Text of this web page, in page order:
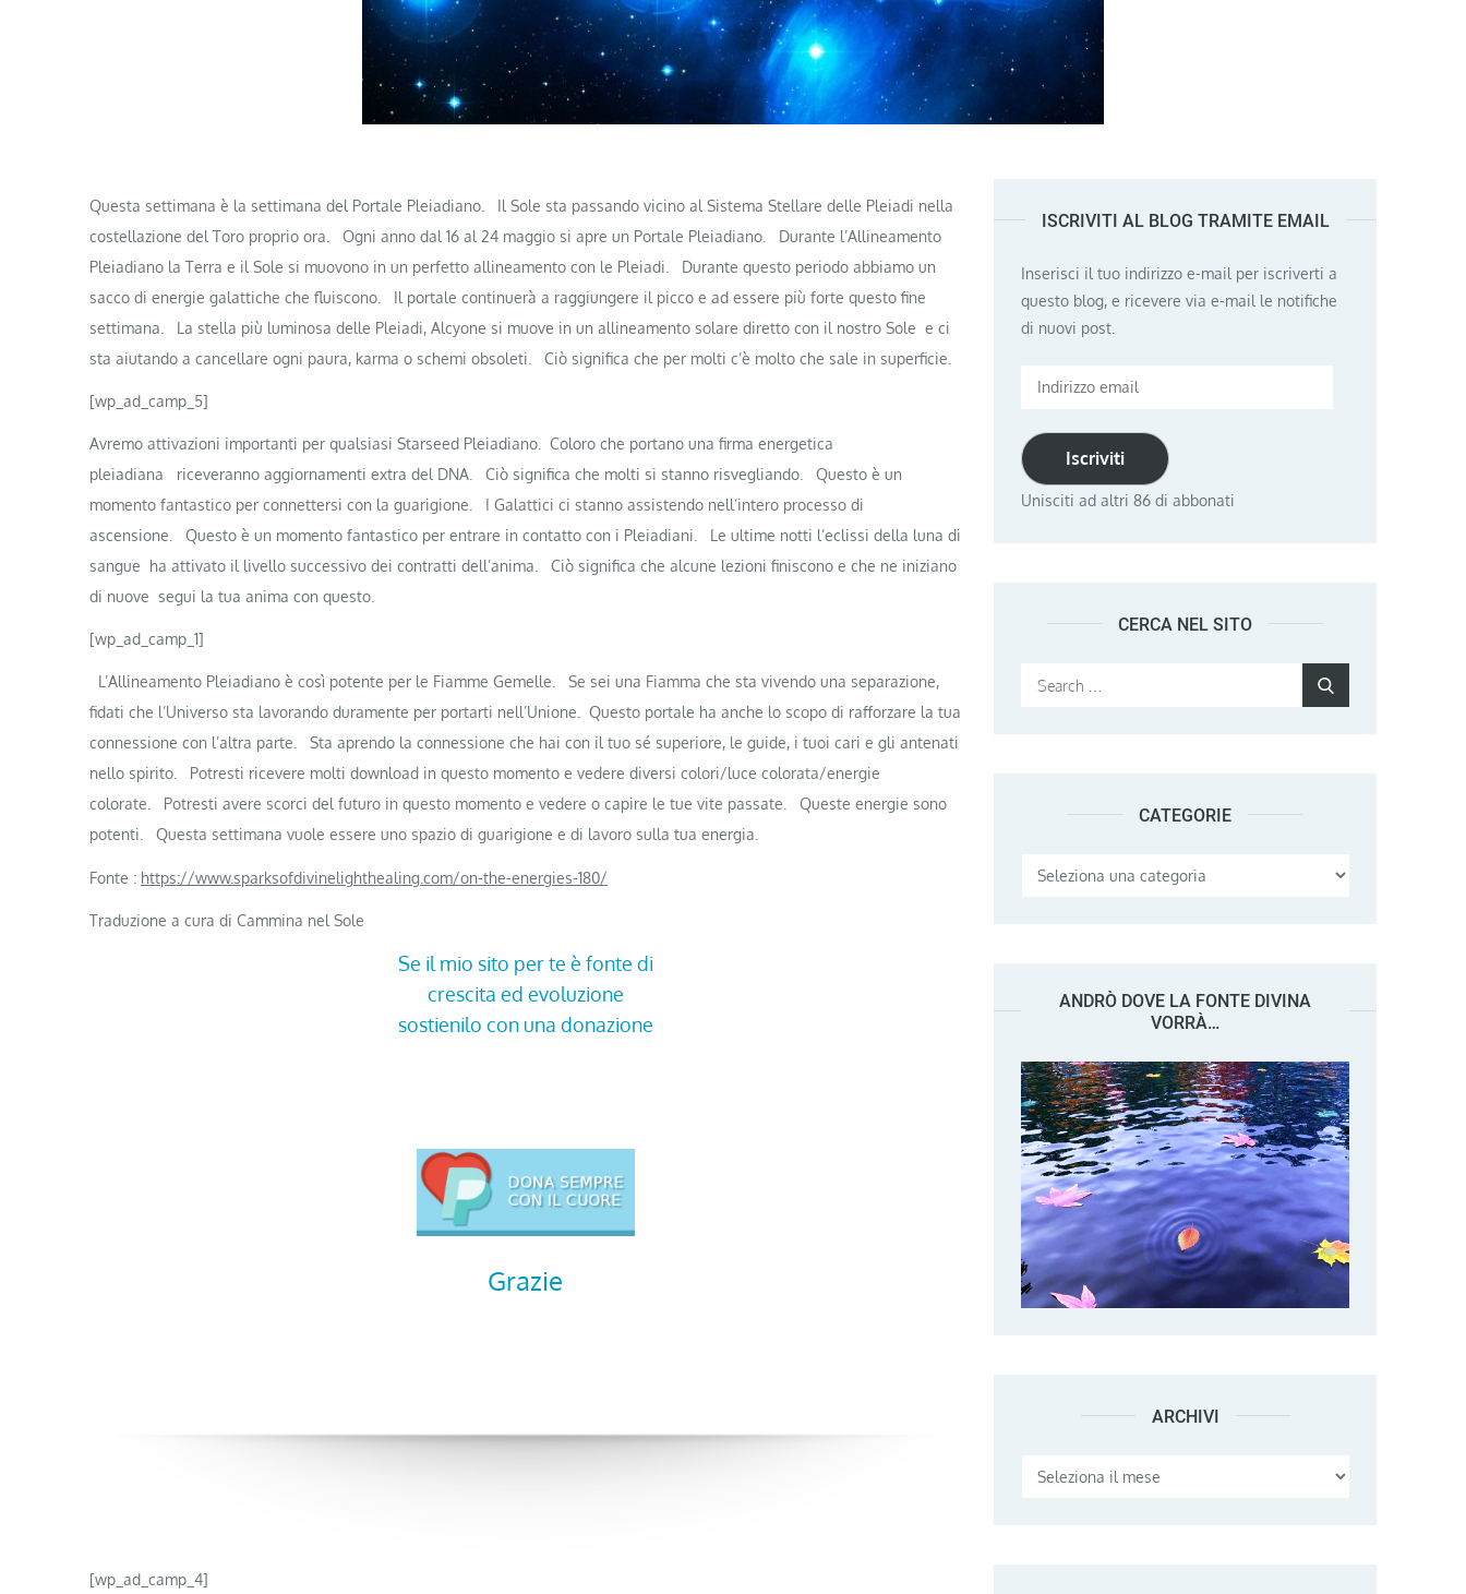
Questa settimana è la settimana del Portale Pleiadiano.
Il Sole sta passando vicino al Sistema Stellare delle Pleiadi nella
costellazione del Toro proprio ora.
Ogni anno dal 16 al 24 maggio si apre un Portale Pleiadiano.
Durante l’Allineamento
Pleiadiano la Terra e il Sole si muovono in un perfetto allineamento con le Pleiadi.
Durante questo periodo abbiamo un
sacco di energie galattiche che fluiscono.
Il portale continuerà a raggiungere il picco e ad essere più forte questo fine
settimana.
La stella più luminosa delle Pleiadi, Alcyone si muove in un allineamento solare diretto con il nostro Sole e ci
sta aiutando a cancellare ogni paura, karma o schemi obsoleti.
Ciò significa che per molti c’è molto che sale in superficie.
[wp_ad_camp_5]
Avremo attivazioni importanti per qualsiasi Starseed Pleiadiano.
Coloro che portano una firma energetica
pleiadiana
riceveranno aggiornamenti extra del DNA. Ciò significa che molti si stanno risvegliando.
Questo è un
momento fantastico per connettersi con la guarigione.
I Galattici ci stanno assistendo nell’intero processo di
ascensione.
Questo è un momento fantastico per entrare in contatto con i Pleiadiani.
Le ultime notti l’eclissi della luna di
sangue ha attivato il livello successivo dei contratti dell’anima.
Ciò significa che alcune lezioni finiscono e che ne iniziano
di nuove segui la tua anima con questo.
[wp_ad_camp_1]
L’Allineamento Pleiadiano è così potente per le Fiamme Gemelle.
Se sei una Fiamma che sta vivendo una separazione,
fidati che l’Universo sta lavorando duramente per portarti nell’Unione. Questo portale ha anche lo scopo di rafforzare la tua
connessione con l’altra parte.
Sta aprendo la connessione che hai con il tuo sé superiore, le guide, i tuoi cari e gli antenati
nello spirito.
Potresti ricevere molti download in questo momento e vedere diversi colori/luce colorata/energie
colorate.
Potresti avere scorci del futuro in questo momento e vedere o capire le tue vite passate.
Queste energie sono
potenti.
Questa settimana vuole essere uno spazio di guarigione e di lavoro sulla tua energia.
Fonte : https://www.sparksofdivinelighthealing.com/on-the-energies-180/
Traduzione a cura di Cammina nel Sole
Se il mio sito per te è fonte di
crescita ed evoluzione
sostienilo con una donazione
Grazie
[wp_ad_camp_4]
ISCRIVITI AL BLOG TRAMITE EMAIL
Inserisci il tuo indirizzo e-mail per iscriverti a
questo blog, e ricevere via e-mail le notifiche
di nuovi post.
Indirizzo
Iscriviti
Unisciti ad altri 86 di abbonati
CERCA NEL SITO
Search
CATEGORIE
Categorie
ANDRÒ DOVE LA FONTE DIVINA
VORRÀ…
ARCHIVI Archivi